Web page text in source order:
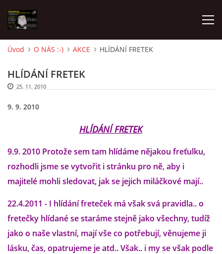
FRETKY V ÚTULKU
V PÉČI
VIRTUÁLNÍ ADOPCE
V NOVÝCH DOMOVECH
DFD - DOMOV FRETČÍCH DŮCHODCŮ
Úvod O NÁS :-) AKCE HLÍDÁNÍ FRETEK
HLÍDÁNÍ FRETEK
25. 11. 2010
9. 9. 2010
HLÍDÁNÍ FRETEK
9.9. 2010 Protože sem tam hlídáme nějakou freťulku,
rozhodli jsme se vytvořit i stránku pro ně, aby i
majitelé mohli sledovat, jak se jejich miláčkové mají..
22.4.2011 - I hlídání freteček má však svá pravidla.. o
fretečky hlídané se staráme stejně jako všechny, tudíž
jako o naše vlastní, mají vše co potřebují, věnujeme ji
lásku, čas, opatrujeme je atd.. Však.. i my se však podle